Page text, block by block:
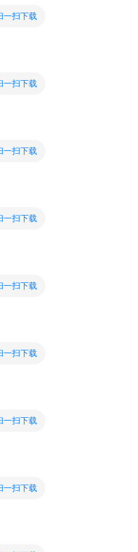
一扫下载
一扫下载
一扫下载
一扫下载
一扫下载
一扫下载
一扫下载
一扫下载